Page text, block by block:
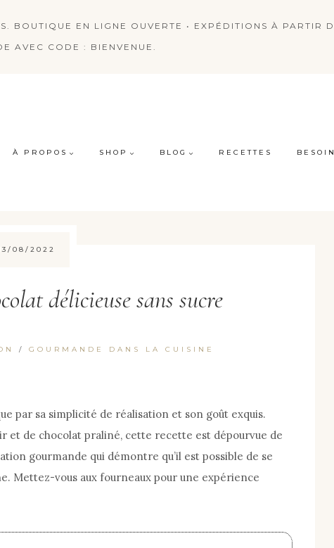
BOUTIQUE EN LIGNE OUVERTE • EXPÉDITIONS À PARTIR
AVEC CODE : BIENVENUE.
À PROPOS SHOP BLOG RECETTES
08/2022
délicieuse sans sucre
/ GOURMANDE DANS LA CUISINE
par sa simplicité de réalisation et son goût exquis.
et de chocolat praliné, cette recette est dépourvue de
gourmande qui démontre qu’il est possible de se
Mettez-vous aux fourneaux pour une expérience